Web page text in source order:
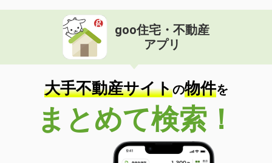
香川県高松市観光通２丁目
価 格
住 所
香川県高松市観光通２丁目
専有面積 40.97m²
間取り
1LDK
香川県善通寺市大麻町
価 格
4万円
香川県善通寺市大麻町
63.3m²
goo住宅・不動産
アプリ
大手不動産サイトの物件を
まとめて検索！